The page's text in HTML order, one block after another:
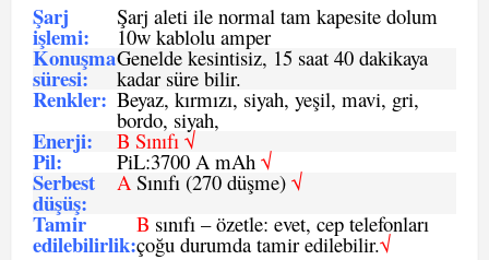
Şarj
işlemi:
Şarj aleti ile normal tam kapesite dolum
10w kablolu amper
Konuşma
süresi:
Genelde kesintisiz, 15 saat 40 dakikaya
kadar süre bilir.
Renkler: Beyaz, kırmızı, siyah, yeşil, mavi, gri,
bordo, siyah,
Enerji: B Sınıfı √
Pil: PiL:3700 A mAh √
Serbest
düşüş:
ASınıfı (270 düşme) √
Tamir
edilebilirlik:
B sınıfı – özetle: evet, cep telefonları
çoğu durumda tamir edilebilir.√